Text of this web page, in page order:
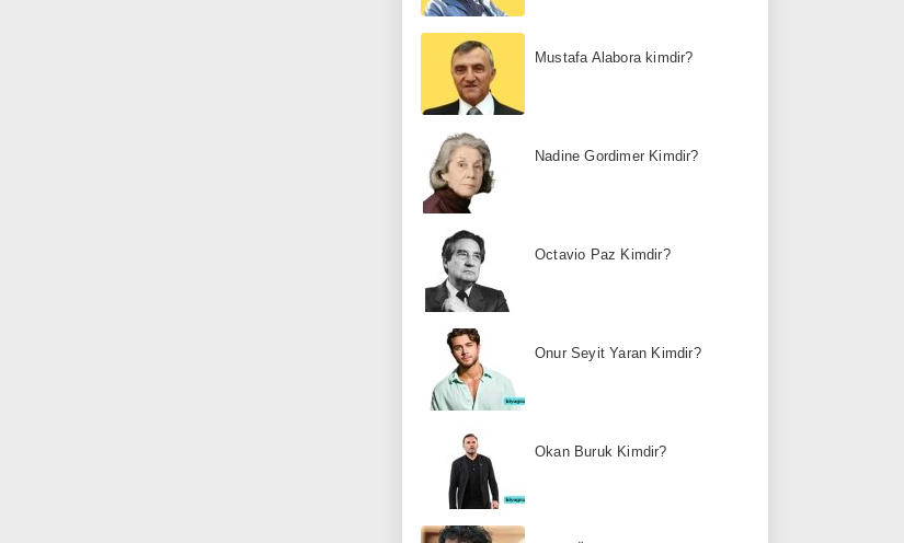
Mustafa Alabora kimdir?
Nadine Gordimer Kimdir?
Octavio Paz Kimdir?
Onur Seyit Yaran Kimdir?
Okan Buruk Kimdir?